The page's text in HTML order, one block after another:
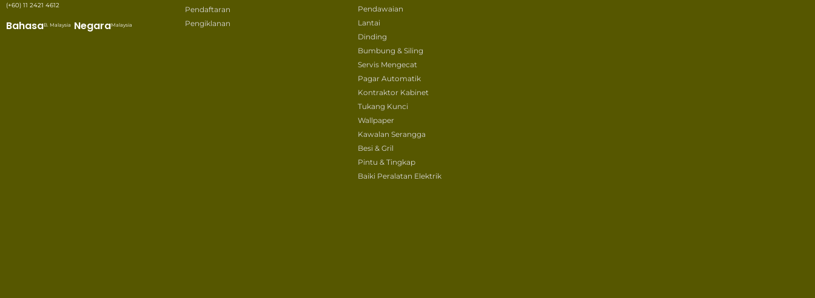
(+60) 11 2421 4612
BahasaB. Malaysia NegaraMalaysia
Pendaftaran
Pengiklanan
Pendawaian
Lantai
Dinding
Bumbung & Siling
Servis Mengecat
Pagar Automatik
Kontraktor Kabinet
Tukang Kunci
Wallpaper
Kawalan Serangga
Besi & Gril
Pintu & Tingkap
Baiki Peralatan Elektrik